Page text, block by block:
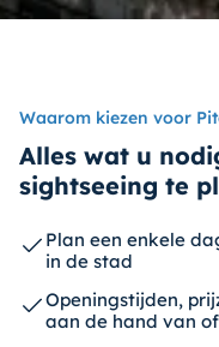
Waarom kiezen voor
Alles wat u
sightseeing te
Plan een enkele
in de stad
Openingstijden,
aan de hand van